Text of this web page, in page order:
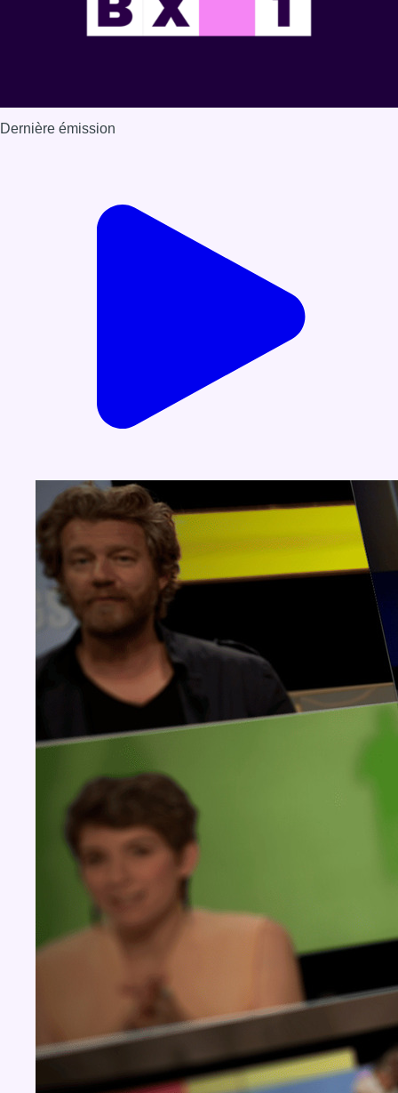
Aucun concours pour le moment